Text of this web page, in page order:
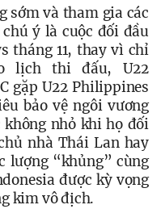
sớm và tham gia các
ý là cuộc đối đầu
tháng 11, thay vì chỉ
lịch thi đấu, U22
gặp U22 Philippines
bảo vệ ngôi vương
không nhỏ khi họ đối
nhà Thái Lan hay
lượng “khủng” cùng
được kỳ vọng
kim vô địch.